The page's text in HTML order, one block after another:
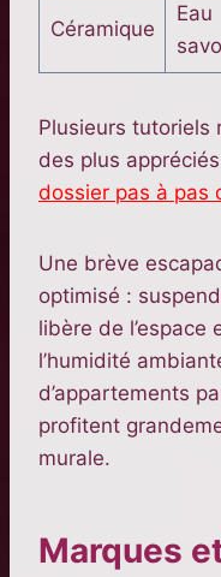
Céramique
Eau
Plusieurs tutoriels
des plus
dossier pas à pas
Une brève
optimisé :
libère de l’espace
l’humidité
d’appartements
profitent
murale.
Marques